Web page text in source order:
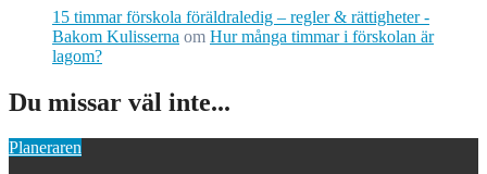
15 timmar förskola föräldraledig – regler & rättigheter -
Bakom Kulisserna om Hur många timmar i förskolan är
lagom?
Du missar väl inte...
Planeraren